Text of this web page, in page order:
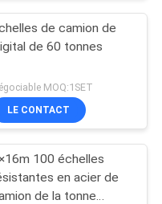
de camion de
de 60 tonnes
MOQ:1SET
LE CONTACT
100 échelles
en acier de
de la tonne